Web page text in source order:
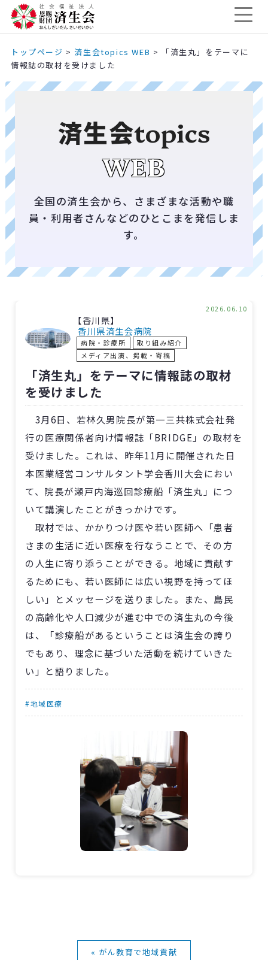
トップページ > 済生会topics WEB >
「済生丸」をテーマに
情報誌の取材を受けました
済生会topics
WEB
全国の済生会から、さまざまな活動や職
員・利用者さんなどのひとこまを発信しま
す。
【香川県】
香川県済生会病院
病院・診療所
取り組み紹介
メディア出演、掲載・寄稿
2026.06.10
「済生丸」をテーマに情報誌の取材
を受けました
3月6日、若林久男院長が第一三共株式会社発
行の医療関係者向け情報誌「BRIDGE」の取材を
受けました。これは、昨年11月に開催された日
本医業経営コンサルタント学会香川大会におい
て、院長が瀬戸内海巡回診療船「済生丸」につ
いて講演したことがきっかけです。
取材では、かかりつけ医や若い医師へ「患者
さまの生活に近い医療を行なうことで、その方
の人生に寄り添うことができる。地域に貢献す
るためにも、若い医師には広い視野を持ってほ
しい」とメッセージを送りました。また、島民
の高齢化や人口減少が進む中での済生丸の今後
は、「診療船があるということは済生会の誇り
でもあり、理念に基づいた活動を続けていきた
い」と語りました。
#地域医療
« がん教育で地域貢献